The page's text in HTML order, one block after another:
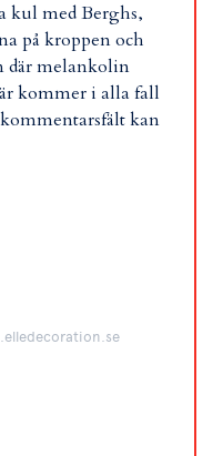
kul med Berghs,
på kroppen och
där melankolin
kommer i alla fall
kommentarsfält kan